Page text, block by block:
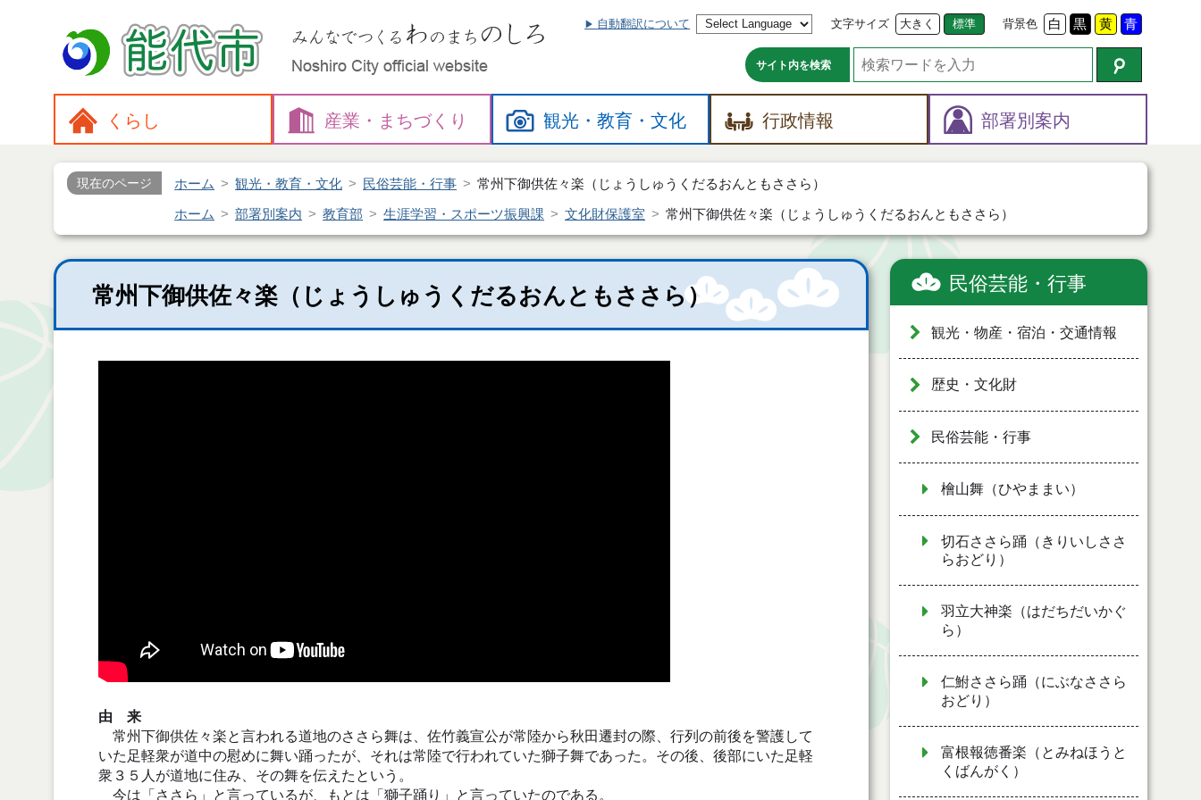
自動翻訳について 文字サイズ 大きく 標準 背景色 白 黒 黄 青
サイト内を検索
くらし 産業・ まちづくり 観光・教育・文化 行政情報 部署別案内
現在のページ ホーム 観光・教育・文化 民俗芸能・行事 常州下御供佐々楽（じょうしゅうくだるおんともささら）
ホーム 部署別案内 教育部 生涯学習・スポーツ振興課 文化財保護室 常州下御供佐々楽（じょうしゅうくだるおんともささら）
常州下御供佐々楽（じょうしゅうくだるおんともささら）
由 来
常州下御供佐々楽と言われる道地のささら舞は、佐竹義宣公が常陸から秋田遷封の際、行列の前後を警護して
いた足軽衆が道中の慰めに舞い踊ったが、それは常陸で行われていた獅子舞であった。その後、後部にいた足軽
衆３５人が道地に住み、その舞を伝えたという。
今は「ささら」と言っているが、もとは「獅子踊り」と言っていたのである。
民俗芸能・行事
観光・物産・宿泊・交通情報
歴史・文化財
民俗芸能・行事
檜山舞（ひやままい）
切石ささら踊（きりいしささ
らおどり）
羽立大神楽（はだちだいかぐ
ら）
仁鮒ささら踊（にぶなささら
おどり）
富根報徳番楽（とみねほうと
くばんがく）